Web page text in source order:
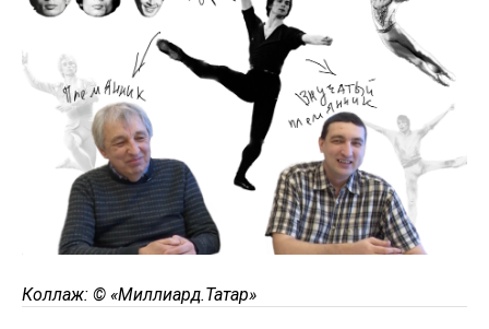
Коллаж: © «Миллиард.Татар»